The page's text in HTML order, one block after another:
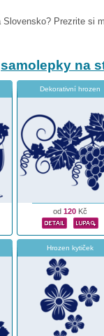
Slovensko? Prezrite si
samolepky na
Dekorativní hrozen
od 120 Kč
Hrozen kytiček